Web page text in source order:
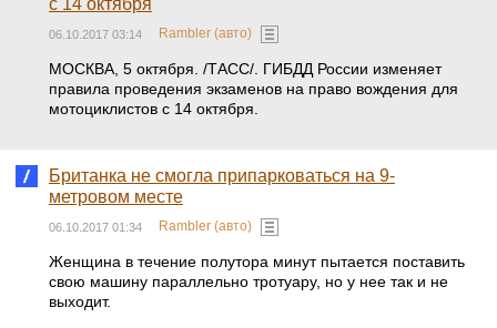
с 14 октября
06.10.2017 03:14 Rambler (авто)
МОСКВА, 5 октября. /ТАСС/. ГИБДД России изменяет
правила проведения экзаменов на право вождения для
мотоциклистов с 14 октября.
Британка не смогла припарковаться на 9‐
метровом месте
06.10.2017 01:34 Rambler (авто)
Женщина в течение полутора минут пытается поставить
свою машину параллельно тротуару, но у нее так и не
выходит.